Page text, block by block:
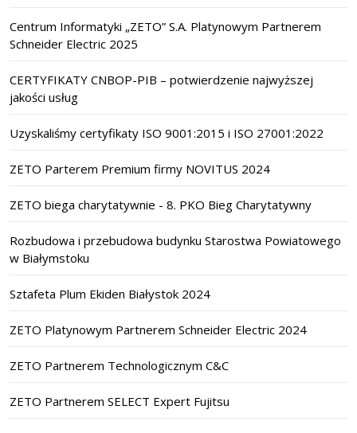
Centrum Informatyki „ZETO” S.A. Platynowym Partnerem
Schneider Electric 2025
CERTYFIKATY CNBOP-PIB – potwierdzenie najwyższej
jakości usług
Uzyskaliśmy certyfikaty ISO 9001:2015 i ISO 27001:2022
ZETO Parterem Premium firmy NOVITUS 2024
ZETO biega charytatywnie - 8. PKO Bieg Charytatywny
Rozbudowa i przebudowa budynku Starostwa Powiatowego
w Białymstoku
Sztafeta Plum Ekiden Białystok 2024
ZETO Platynowym Partnerem Schneider Electric 2024
ZETO Partnerem Technologicznym C&C
ZETO Partnerem SELECT Expert Fujitsu